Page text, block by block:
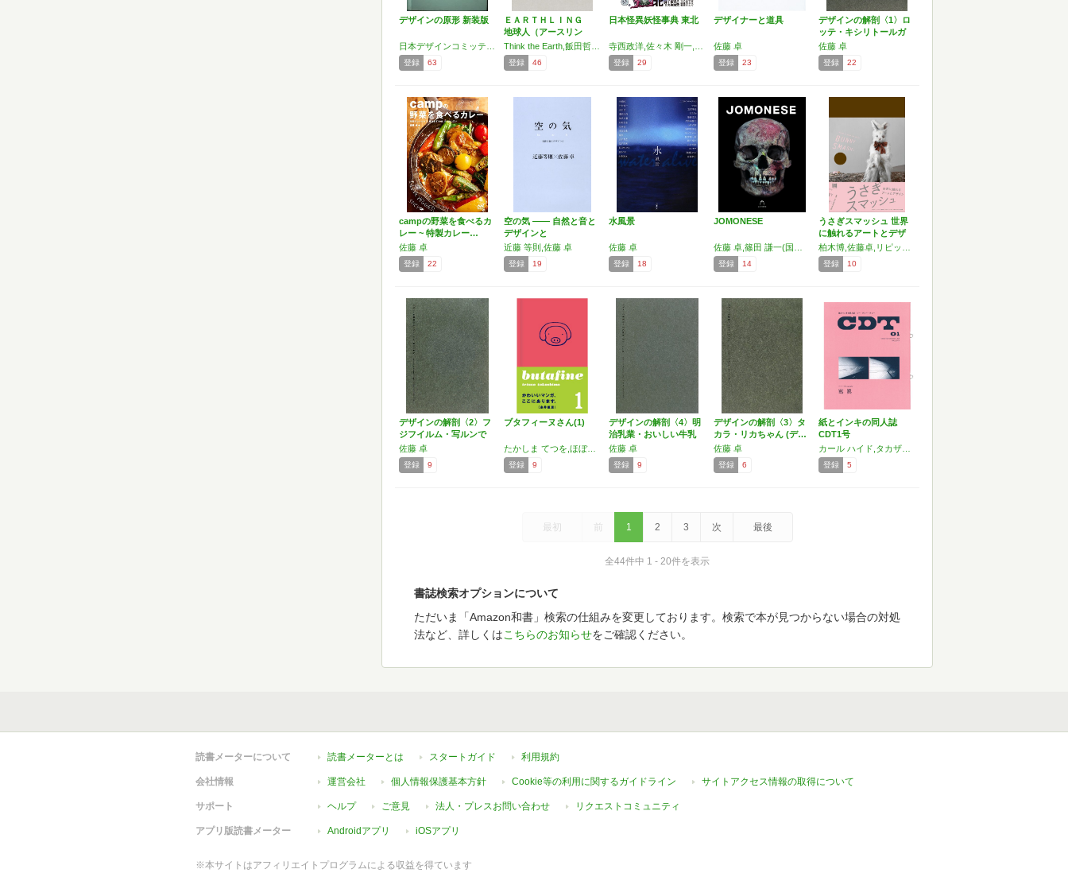
デザインの原形 新装版
登録 63
ＥＡＲＴＨＬＩＮＧ
地球人（アースリン
グ）と…
登録 46
日本怪異妖怪事典 東北
登録 29
デザイナーと道具
佐藤 卓
登録 23
デザインの解剖〈1〉ロ
ッテ・キシリトールガ
ム…
佐藤 卓
登録 22
campの野菜を食べるカ
レー ~ 特製カレー…
佐藤 卓
登録 22
空の気 ―― 自然と音と
デザインと
近藤 等則,佐藤 卓
登録 19
水風景
佐藤 卓
登録 18
JOMONESE
登録 14
うさぎスマッシュ 世界
に触れるアートとデザ
イン
登録 10
デザインの解剖〈2〉フ
ジフイルム・写ルンで
す…
佐藤 卓
登録 9
ブタフィーヌさん(1)
たかしま てつを,ほぼ日刊イトイ新聞,佐藤 卓
登録 9
デザインの解剖〈4〉明
治乳業・おいしい牛乳
…
佐藤 卓
登録 9
デザインの解剖〈3〉タ
カラ・リカちゃん (デ…
佐藤 卓
登録 6
紙とインキの同人誌
CDT1号
登録 5
最初 前 1 2 3 次 最後
全44件中 1 - 20件を表示
書誌検索オプションについて
ただいま「Amazon和書」検索の仕組みを変更しております。検索で本が見つからない場合の対処
法など、詳しくはこちらのお知らせをご確認ください。
読書メーターについて 読書メーターとは スタートガイド 利用規約
会社情報 運営会社 個人情報保護基本方針 Cookie等の利用に関するガイドライン サイトアクセス情報の取得について
サポート ヘルプ ご意見 法人・プレスお問い合わせ リクエストコミュニティ
アプリ版読書メーター Androidアプリ iOSアプリ
※本サイトはアフィリエイトプログラムによる収益を得ています